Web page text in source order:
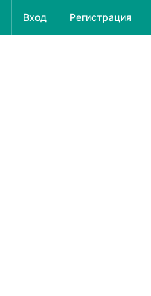
Вход Регистрация